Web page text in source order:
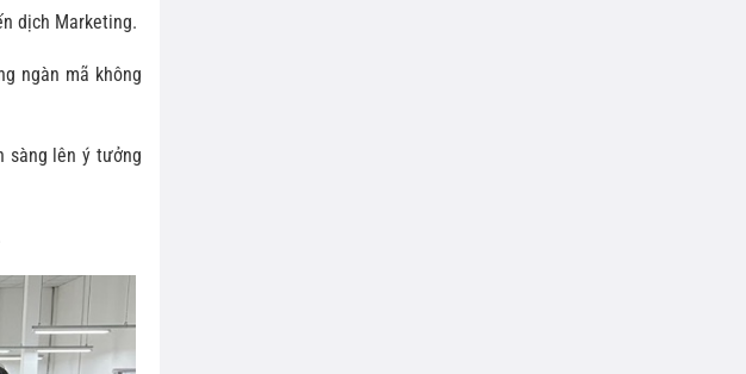
dịch Marketing.
ngàn mã không
sàng lên ý tưởng